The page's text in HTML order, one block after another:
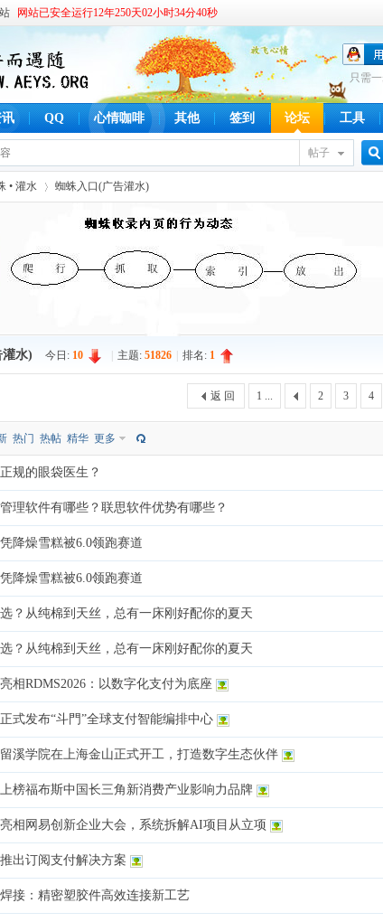
网站已安全运行12年250天02小时34分40秒
只需
QQ 心情咖啡 其他 签到 论坛 工具
帖子
• 灌水 蜘蛛入口(广告灌水)
水) 今日: 10 主题: 51826 排名: 1
1 ... 2 3 4
返 回
热门 热帖 精华 更多
规的眼袋医生？
理软件有哪些？联思软件优势有哪些？
降燥雪糕被6.0领跑赛道
降燥雪糕被6.0领跑赛道
？从纯棉到天丝，总有一床刚好配你的夏天
？从纯棉到天丝，总有一床刚好配你的夏天
相RDMS2026：以数字化支付为底座
式发布“斗門”全球支付智能编排中心
溪学院在上海金山正式开工，打造数字生态伙伴
榜福布斯中国长三角新消费产业影响力品牌
相网易创新企业大会，系统拆解AI项目从立项
出订阅支付解决方案
接：精密塑胶件高效连接新工艺